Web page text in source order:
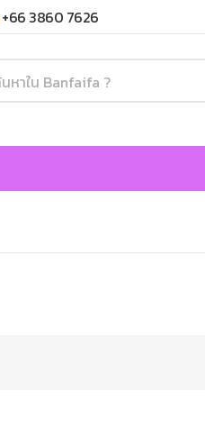
+66 3860 7626